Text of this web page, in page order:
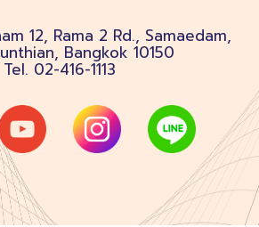
12, Rama 2 Rd., Samaedam,
Bangkok 10150
Tel. 02-416-1113